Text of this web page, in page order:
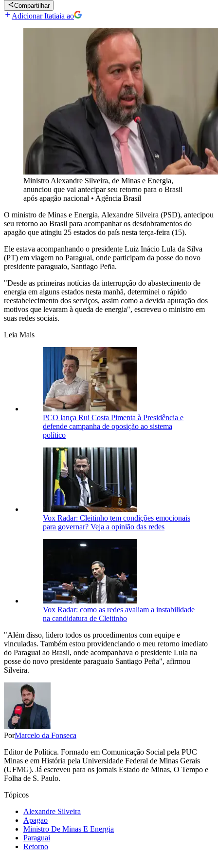
Compartilhar
Adicionar Itatiaia ao
Ministro Alexandre Silveira, de Minas e Energia,
anunciou que vai antecipar seu retorno para o Brasil
após apagão nacional • Agência Brasil
O ministro de Minas e Energia, Alexandre Silveira (PSD), antecipou
seu retorno ao Brasil para acompanhar os desdobramentos do
apagão que atingiu 25 estados do país nesta terça-feira (15).
Ele estava acompanhando o presidente Luiz Inácio Lula da Silva
(PT) em viagem no Paraguai, onde participam da posse do novo
presidente paraguaio, Santiago Peña.
"Desde as primeiras notícias da interrupção do abastecimento de
energia em alguns estados nesta manhã, determinei o rápido
reestabelecimento dos serviços, assim como a devida apuração dos
motivos que levaram à queda de energia", escreveu o ministro em
suas redes sociais.
Leia Mais
PCO lança Rui Costa Pimenta à Presidência e
defende campanha de oposição ao sistema
político
Vox Radar: Cleitinho tem condições emocionais
para governar? Veja a opinião das redes
Vox Radar: como as redes avaliam a instabilidade
na candidatura de Cleitinho
"Além disso, lidero todos os procedimentos com equipe e
vinculadas. Também estou providenciando o meu retorno imediato
do Paraguai ao Brasil, onde acompanhava o presidente Lula na
posse do novo presidente paraguaio Santiago Peña", afirmou
Silveira.
PorMarcelo da Fonseca
Editor de Política. Formado em Comunicação Social pela PUC
Minas e em História pela Universidade Federal de Minas Gerais
(UFMG). Já escreveu para os jornais Estado de Minas, O Tempo e
Folha de S. Paulo.
Tópicos
Alexandre Silveira
Apagao
Ministro De Minas E Energia
Paraguai
Retorno